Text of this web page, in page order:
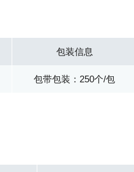
包装信息
包带包装：250个/包